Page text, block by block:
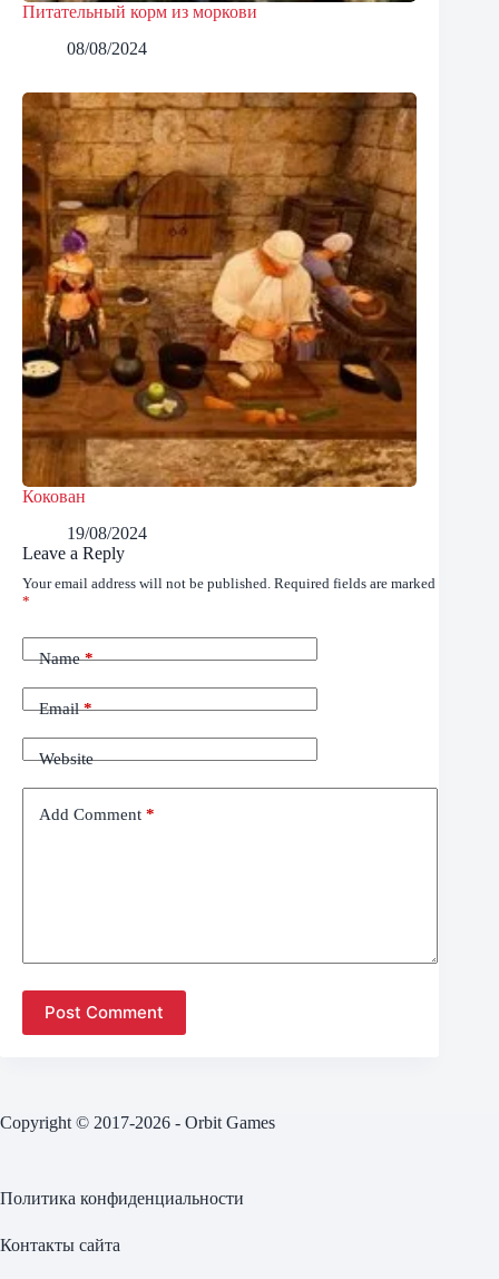
Питательный корм из моркови
08/08/2024
Кокован
19/08/2024
Leave a Reply
Your email address will not be published. Required fields are marked
*
Name*
Email*
Website
Add Comment *
Post Comment
Copyright © 2017-2026 - Orbit Games
Политика конфиденциальности
Контакты сайта